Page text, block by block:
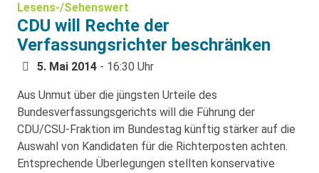
Lesens-/Sehenswert
CDU will Rechte der
Verfassungsrichter beschränken
5. Mai 2014 - 16:30 Uhr
Aus Unmut über die jüngsten Urteile des
Bundesverfassungsgerichts will die Führung der
CDU/CSU-Fraktion im Bundestag künftig stärker auf die
Auswahl von Kandidaten für die Richterposten achten.
Entsprechende Überlegungen stellten konservative